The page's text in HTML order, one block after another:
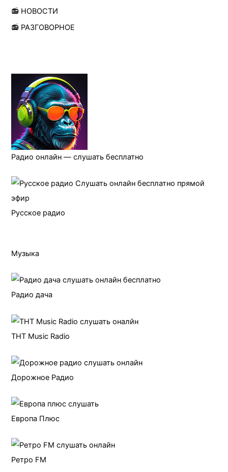
📻 НОВОСТИ
📻 РАЗГОВОРНОЕ
Радио онлайн — слушать бесплатно
Русское радио
Музыка
Радио дача
ТНТ Music Radio
Дорожное Радио
Европа Плюс
Ретро FM